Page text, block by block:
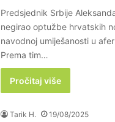
Predsjednik Srbije
negirao optužbe hrvatskih
navodnoj umiješanosti u
Prema tim…
Pročitaj više
Tarik H. 19/08/2025